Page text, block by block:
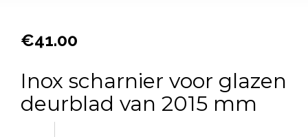
€41.00
Inox scharnier voor glazen
deurblad van 2015 mm